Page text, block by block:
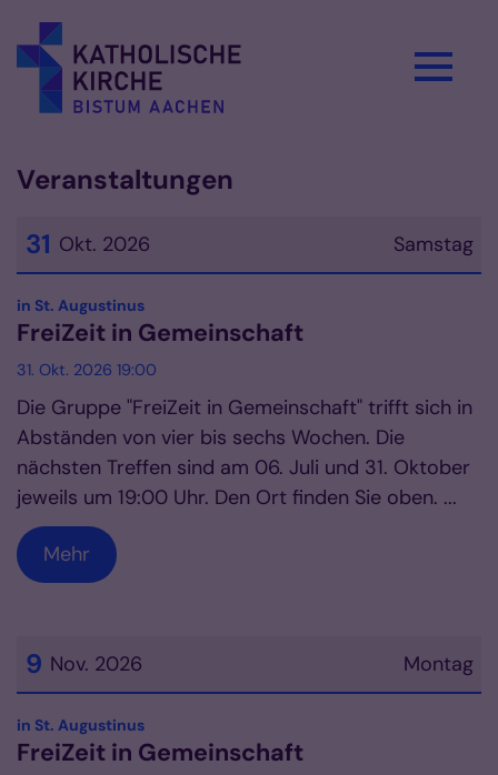
Veranstaltungen
Samstag
31 Okt. 2026
Datum: 31. Oktober 2026
in St. Augustinus:
FreiZeit in Gemeinschaft
31. Okt. 2026 19:00
Die Gruppe "FreiZeit in Gemeinschaft" trifft sich in
Abständen von vier bis sechs Wochen. Die
nächsten Treffen sind am 06. Juli und 31. Oktober
jeweils um 19:00 Uhr. Den Ort finden Sie oben. ...
Mehr
Montag
9 Nov. 2026
Datum: 9. November 2026
in St. Augustinus:
FreiZeit in Gemeinschaft